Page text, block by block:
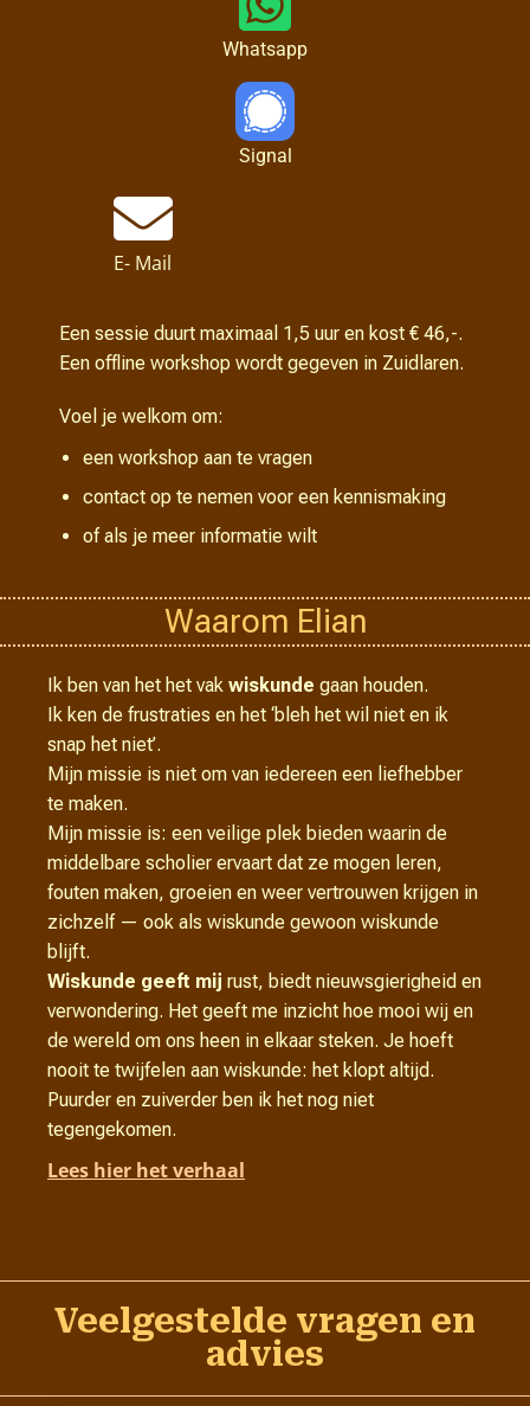
Whatsapp
Signal
E- Mail
Een sessie duurt maximaal 1,5 uur en kost € 46,-.
Een offline workshop wordt gegeven in Zuidlaren.
Voel je welkom om:
een workshop aan te vragen
contact op te nemen voor een kennismaking
of als je meer informatie wilt
Waarom Elian
Ik ben van het het vak wiskunde gaan houden.
Ik ken de frustraties en het ‘bleh het wil niet en ik
snap het niet’.
Mijn missie is niet om van iedereen een liefhebber
te maken.
Mijn missie is: een veilige plek bieden waarin de
middelbare scholier ervaart dat ze mogen leren,
fouten maken, groeien en weer vertrouwen krijgen in
zichzelf — ook als wiskunde gewoon wiskunde
blijft.
Wiskunde geeft mij rust, biedt nieuwsgierigheid en
verwondering. Het geeft me inzicht hoe mooi wij en
de wereld om ons heen in elkaar steken. Je hoeft
nooit te twijfelen aan wiskunde: het klopt altijd.
Puurder en zuiverder ben ik het nog niet
tegengekomen.
Lees hier het verhaal
Veelgestelde vragen en
advies